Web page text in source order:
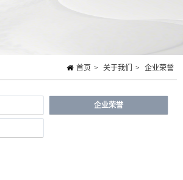
首页 > 关于我们 > 企业荣誉
企业荣誉